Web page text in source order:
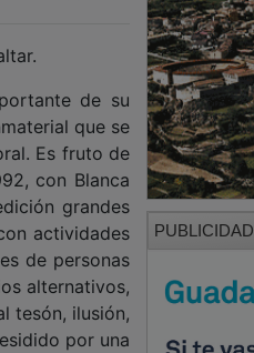
de su
que se
Es fruto de
con Blanca
grandes
actividades
de personas
alternativos,
tesón, ilusión,
por una
PUBLICIDAD